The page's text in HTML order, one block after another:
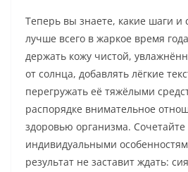
Теперь вы знаете, какие шаги и
лучше всего в жаркое время
держать кожу чистой,
от солнца, добавлять лёгкие
перегружать её тяжёлыми
распорядке внимательное
здоровью организма.
индивидуальными
результат не заставит ждать: